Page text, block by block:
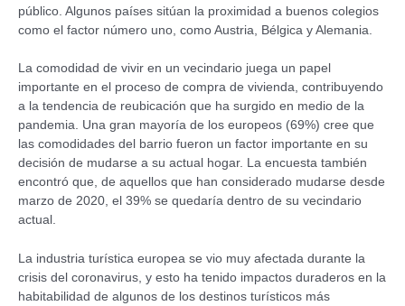
público. Algunos países sitúan la proximidad a buenos colegios
como el factor número uno, como Austria, Bélgica y Alemania.
La comodidad de vivir en un vecindario juega un papel
importante en el proceso de compra de vivienda, contribuyendo
a la tendencia de reubicación que ha surgido en medio de la
pandemia. Una gran mayoría de los europeos (69%) cree que
las comodidades del barrio fueron un factor importante en su
decisión de mudarse a su actual hogar. La encuesta también
encontró que, de aquellos que han considerado mudarse desde
marzo de 2020, el 39% se quedaría dentro de su vecindario
actual.
La industria turística europea se vio muy afectada durante la
crisis del coronavirus, y esto ha tenido impactos duraderos en la
habitabilidad de algunos de los destinos turísticos más